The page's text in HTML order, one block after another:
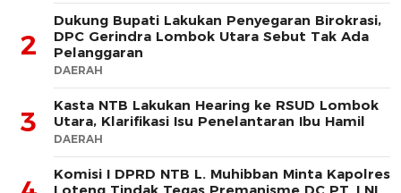
2
Dukung Bupati Lakukan Penyegaran Birokrasi,
DPC Gerindra Lombok Utara Sebut Tak Ada
Pelanggaran
DAERAH
3
Kasta NTB Lakukan Hearing ke RSUD Lombok
Utara, Klarifikasi Isu Penelantaran Ibu Hamil
DAERAH
Komisi I DPRD NTB L. Muhibban Minta Kapolres
Loteng Tindak Tegas Premanisme DC PT. LNI